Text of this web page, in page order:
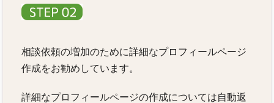
相談依頼の増加のために詳細なプロフィールページ
作成をお勧めしています。
詳細なプロフィールページの作成については自動返